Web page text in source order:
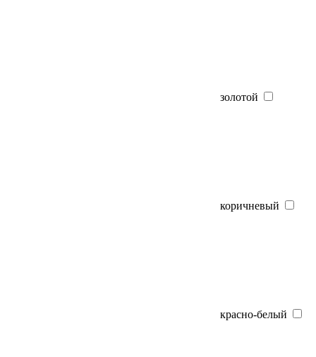
золотой
коричневый
красно-белый